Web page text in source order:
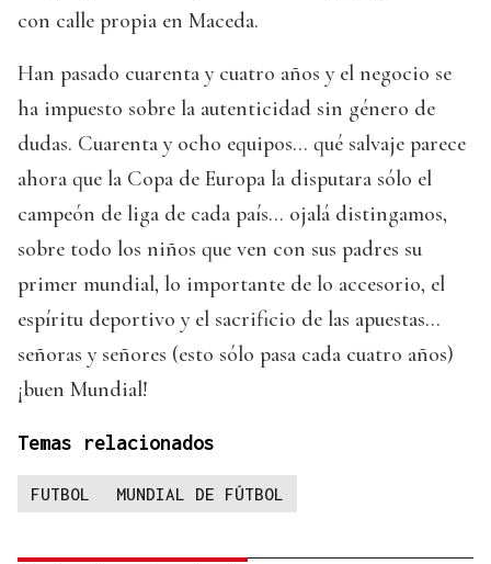
con calle propia en Maceda.
Han pasado cuarenta y cuatro años y el negocio se
ha impuesto sobre la autenticidad sin género de
dudas. Cuarenta y ocho equipos… qué salvaje parece
ahora que la Copa de Europa la disputara sólo el
campeón de liga de cada país… ojalá distingamos,
sobre todo los niños que ven con sus padres su
primer mundial, lo importante de lo accesorio, el
espíritu deportivo y el sacrificio de las apuestas…
señoras y señores (esto sólo pasa cada cuatro años)
¡buen Mundial!
Temas relacionados
FUTBOL MUNDIAL DE FÚTBOL